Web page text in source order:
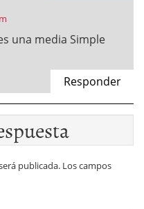
una media Simple
Responder
publicada. Los campos